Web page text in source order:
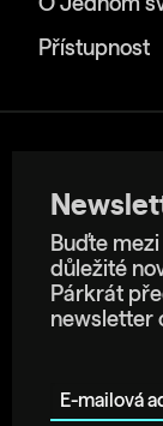
O Jednom
Přístupnost
Buďte
důležité
Párkrát
newsletter